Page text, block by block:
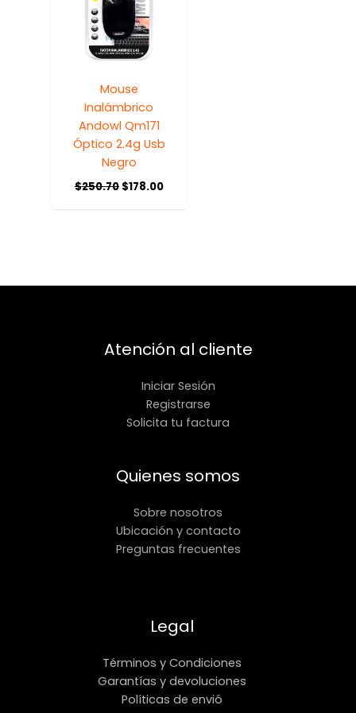
Mouse
Inalámbrico
Andowl Qm171
Óptico 2.4g Usb
Negro
$250.70 $178.00
Atención al cliente
Iniciar Sesión
Registrarse
Solicita tu factura
Quienes somos
Sobre nosotros
Ubicación y contacto
Preguntas frecuentes
Legal
Términos y Condiciones
Garantías y devoluciones
Políticas de envió